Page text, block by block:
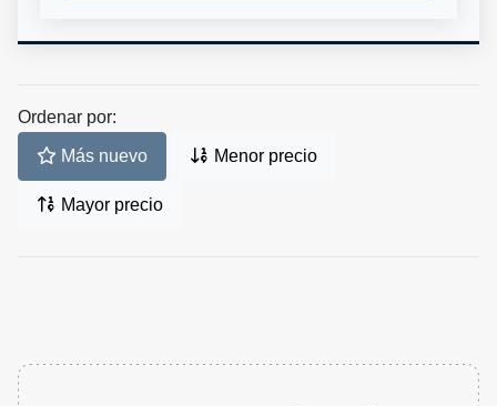
Ordenar por:
Más nuevo Menor precio
Mayor precio